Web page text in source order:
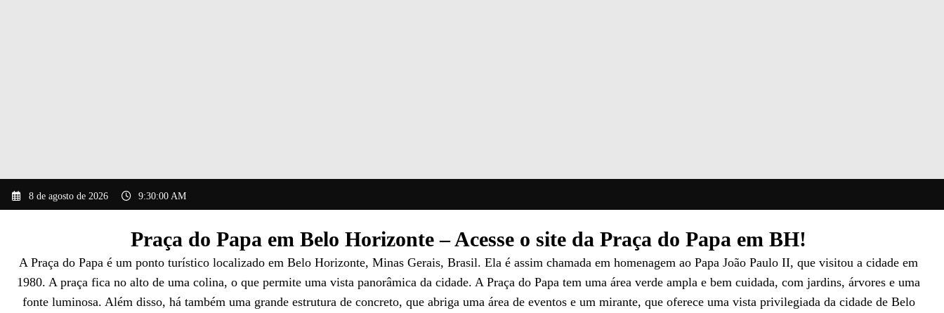
para
8 de agosto de 2026 9:30:01 AM
Praça do Papa em Belo Horizonte – Acesse o site da Praça do Papa em BH!
A Praça do Papa é um ponto turístico localizado em Belo Horizonte, Minas Gerais, Brasil. Ela é assim chamada em homenagem ao Papa João Paulo II, que visitou a cidade em
1980. A praça fica no alto de uma colina, o que permite uma vista panorâmica da cidade. A Praça do Papa tem uma área verde ampla e bem cuidada, com jardins, árvores e uma
fonte luminosa. Além disso, há também uma grande estrutura de concreto, que abriga uma área de eventos e um mirante, que oferece uma vista privilegiada da cidade de Belo